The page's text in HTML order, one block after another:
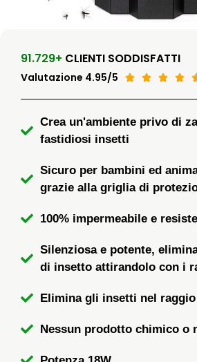
91.729+ CLIENTI SODDISFATTI
Valutazione 4.95/5    
Crea un'ambiente privo di
fastidiosi insetti
Sicuro per bambini ed
grazie alla griglia di
100% impermeabile e
Silenziosa e potente,
di insetto attirandolo con i
Elimina gli insetti nel raggio
Nessun prodotto chimico o